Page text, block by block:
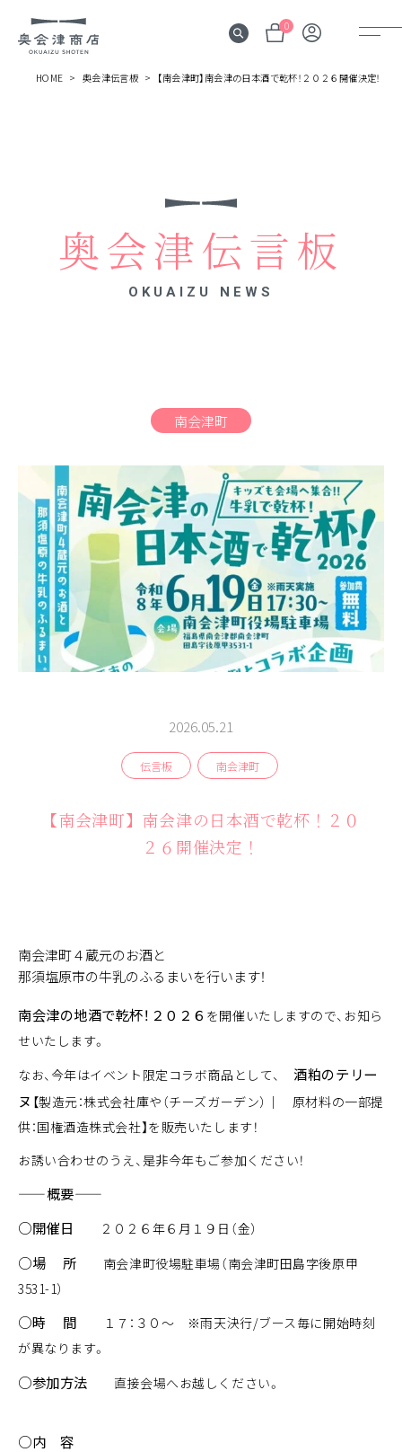
0
見所
よむ
検索
ABOUT
相談窓口
アクセス
お問い合わせ
HOME 奥会津伝言板 【南会津町】南会津の日本酒で乾杯！２０２６開催決定！
奥会津伝言板
OKUAIZU NEWS
南会津町
2026.05.21
伝言板 南会津町
【南会津町】南会津の日本酒で乾杯！２０
２６開催決定！
南会津町４蔵元のお酒と
那須塩原市の牛乳のふるまいを行います！
南会津の地酒で乾杯！２０２６ を開催いたしますので、お知ら
せいたします。
なお、今年はイベント限定コラボ商品として、
酒粕のテリー
ヌ 【製造元：株式会社庫や（チーズガーデン） ｜ 原材料の一部提
供：国権酒造株式会社】を販売いたします！
お誘い合わせのうえ、是非今年もご参加ください！
——概要——
○開催日
２０２６年６月１９日（金）
○場 所 南会津町役場駐車場（南会津町田島字後原甲
3531-1）
○時 間 １７：３０～ ※雨天決行/ブース毎に開始時刻
が異なります。
○参加方法 直接会場へお越しください。
○内 容